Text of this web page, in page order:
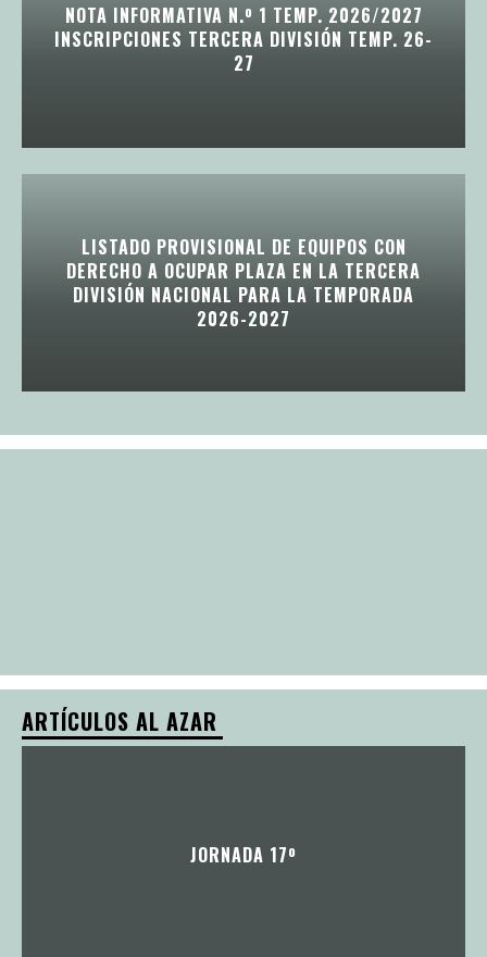
NOTA INFORMATIVA N.º 1 TEMP. 2026/2027
INSCRIPCIONES TERCERA DIVISIÓN TEMP. 26-
27
LISTADO PROVISIONAL DE EQUIPOS CON
DERECHO A OCUPAR PLAZA EN LA TERCERA
DIVISIÓN NACIONAL PARA LA TEMPORADA
2026-2027
ARTÍCULOS AL AZAR
JORNADA 17º